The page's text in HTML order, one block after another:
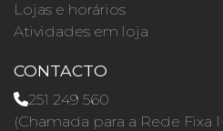
Lojas e horários
Atividades em loja
CONTACTO
251 249 560
(Chamada para a Rede Fixa